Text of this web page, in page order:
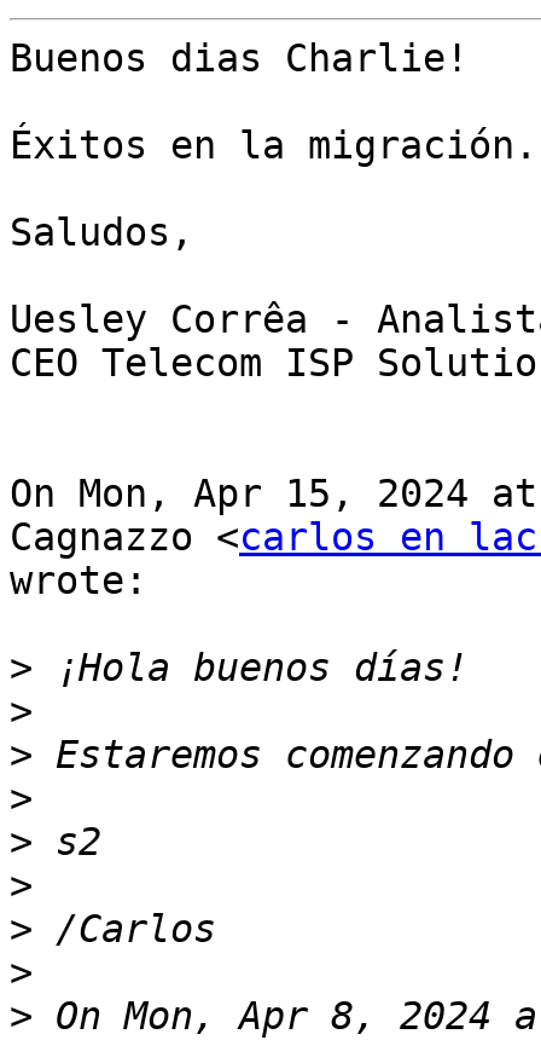
Buenos dias Charlie!
Éxitos en la migración.
Saludos,
Uesley Corrêa -
CEO Telecom ISP
On Mon, Apr 15, 2024
Cagnazzo <carlos en
wrote:
>
>
>
>
>
>
>
>
> On Mon, Apr 8, 2024